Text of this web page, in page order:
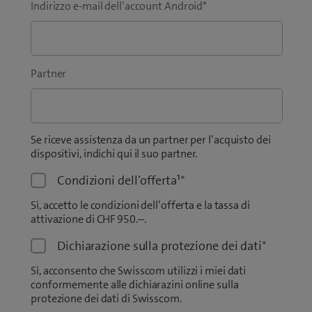
Indirizzo e-mail dell’account Android*
Partner
Se riceve assistenza da un partner per l’acquisto dei
dispositivi, indichi qui il suo partner.
Condizioni dell’offerta¹*
Sì, accetto le condizioni dell’offerta e la tassa di
attivazione di CHF 950.–.
Dichiarazione sulla protezione dei dati*
Sì, acconsento che Swisscom utilizzi i miei dati
conformemente alle dichiarazini online sulla
protezione dei dati di Swisscom.